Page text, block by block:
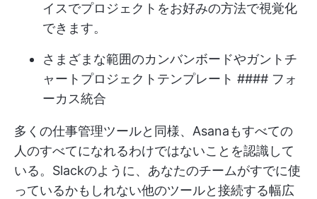
イスでプロジェクトをお好みの方法で視覚化
できます。
さまざまな範囲のカンバンボードやガントチ
ャートプロジェクトテンプレート #### フォ
ーカス統合
多くの仕事管理ツールと同様、Asanaもすべての
人のすべてになれるわけではないことを認識して
いる。Slackのように、あなたのチームがすでに使
っているかもしれない他のツールと接続する幅広